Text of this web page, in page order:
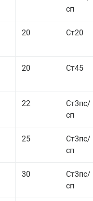
сп
20 Ст20
20 Ст45
22
Ст3пс/
сп
25
Ст3пс/
сп
30
Ст3пс/
сп